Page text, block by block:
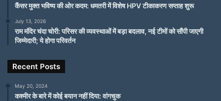
कैंसर मुक्त भविष्य की ओर कदम: धमतरी में विशेष HPV टीकाकरण सप्ताह शुरू
July 13, 2026
राम मंदिर चंदा चोरी: परिसर की व्यवस्थाओं में बड़ा बदलाव, नई टीमों को सौंपी जाएगी
जिम्मेदारी; ये होगा परिवर्तन
Recent Posts
May 20, 2024
कश्मीर के बारे में कोई बयान नहीं दिया: वांगचुक